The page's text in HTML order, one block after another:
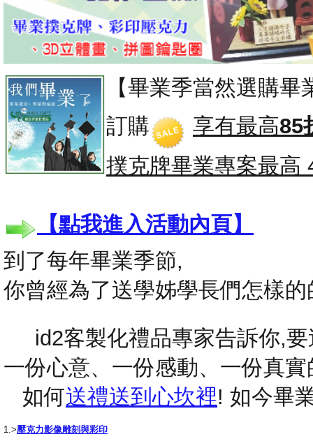
【畢業季當然選購
訂購
享有最高85
撲克牌畢業專案最高
【點我進入活動內頁】
到了每年畢業季節,
你曾經為了送學姊學長們怎樣
id2客製化禮品專家告訴你,要
一份心意、一份感動、一份真
如何送禮送到心坎裡! 如今畢
1.>壓克力影像雕刻與彩印